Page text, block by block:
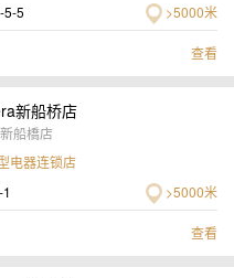
5-5
>5000米
查看
新船桥店
船橋店
电器连锁店
>5000米
查看